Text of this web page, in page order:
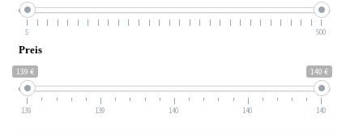
5 500
Preis
139 € 140 €
139 139 140 140 140